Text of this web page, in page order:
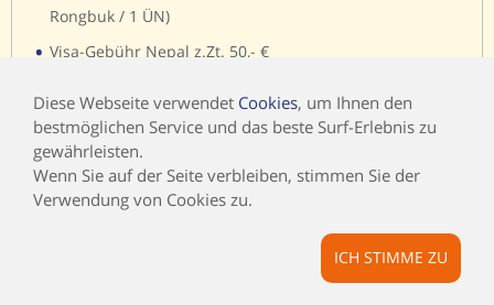
Diese Webseite verwendet Cookies, um Ihnen den
bestmöglichen Service und das beste Surf-Erlebnis zu
gewährleisten.
Wenn Sie auf der Seite verbleiben, stimmen Sie der
Verwendung von Cookies zu.
ICH STIMME ZU
Rongbuk / 1 ÜN)
• Visa-Gebühr Nepal z.Zt. 50,- €
• Visa-Gebühr Indien, z. Zt. 30,- €
• Visa-Gebühr Bhutan, z. Zt. 40,- €
• Visa-Gebühr & Permits für China und Tibet: z.Zt. 140,- €
nicht genannte Mahlzeiten und Getränke; Trinkgelder;